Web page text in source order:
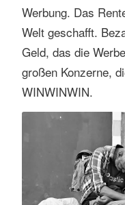
Werbung. Das
Welt geschafft.
Geld, das die
großen Konzerne,
WINWINWIN.